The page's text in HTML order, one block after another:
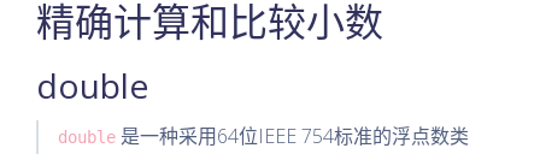
者少
于
精确计算和比较小数
double
double 是一种采用64位IEEE 754标准的浮点数类